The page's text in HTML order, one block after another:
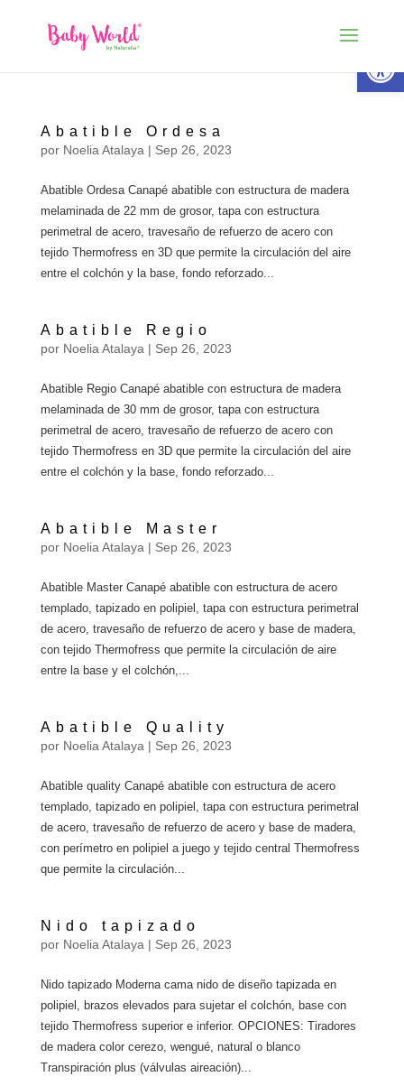
Abatible Ordesa
por Noelia Atalaya | Sep 26, 2023
Abatible Ordesa Canapé abatible con estructura de madera
melaminada de 22 mm de grosor, tapa con estructura
perimetral de acero, travesaño de refuerzo de acero con
tejido Thermofress en 3D que permite la circulación del aire
entre el colchón y la base, fondo reforzado...
Abatible Regio
por Noelia Atalaya | Sep 26, 2023
Abatible Regio Canapé abatible con estructura de madera
melaminada de 30 mm de grosor, tapa con estructura
perimetral de acero, travesaño de refuerzo de acero con
tejido Thermofress en 3D que permite la circulación del aire
entre el colchón y la base, fondo reforzado...
Abatible Master
por Noelia Atalaya | Sep 26, 2023
Abatible Master Canapé abatible con estructura de acero
templado, tapizado en polipiel, tapa con estructura perimetral
de acero, travesaño de refuerzo de acero y base de madera,
con tejido Thermofress que permite la circulación de aire
entre la base y el colchón,...
Abatible Quality
por Noelia Atalaya | Sep 26, 2023
Abatible quality Canapé abatible con estructura de acero
templado, tapizado en polipiel, tapa con estructura perimetral
de acero, travesaño de refuerzo de acero y base de madera,
con perímetro en polipiel a juego y tejido central Thermofress
que permite la circulación...
Nido tapizado
por Noelia Atalaya | Sep 26, 2023
Nido tapizado Moderna cama nido de diseño tapizada en
polipiel, brazos elevados para sujetar el colchón, base con
tejido Thermofress superior e inferior. OPCIONES: Tiradores
de madera color cerezo, wengué, natural o blanco
Transpiración plus (válvulas aireación)...